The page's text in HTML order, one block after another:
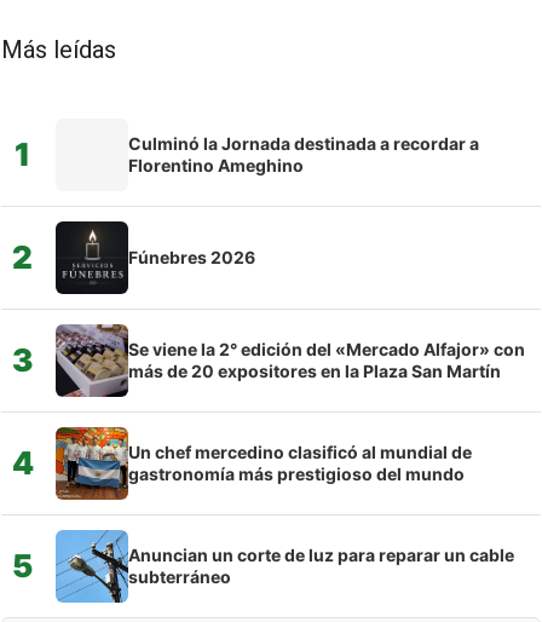
Más leídas
1
Culminó la Jornada destinada a recordar a
Florentino Ameghino
2 Fúnebres 2026
3
Se viene la 2° edición del «Mercado Alfajor» con
más de 20 expositores en la Plaza San Martín
4
Un chef mercedino clasificó al mundial de
gastronomía más prestigioso del mundo
5
Anuncian un corte de luz para reparar un cable
subterráneo